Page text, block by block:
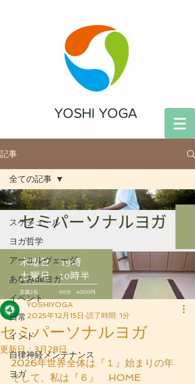
YOSHI YOGA
記事
全ての記事
スケジュール
ヨガ哲学
アーユルヴェーダ
あなみdeヨガ
イベント
日常
インド
自律神経メンテナンス
ヨガ
全ての記事
セミパーソナルヨガ
YOSHIYOGA
2025年12月15日 読了時間: 1分
更新日：3月28日
2026年世界全体は『１』始まりの年
そして、私は『６』　HOME